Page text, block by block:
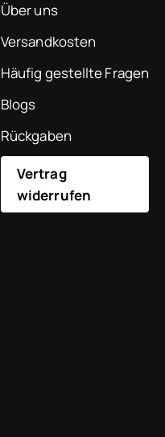
Über uns
Versandkosten
Häufig gestellte Fragen
Blogs
Rückgaben
Vertrag
widerrufen